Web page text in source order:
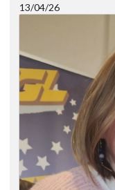
13/04/26